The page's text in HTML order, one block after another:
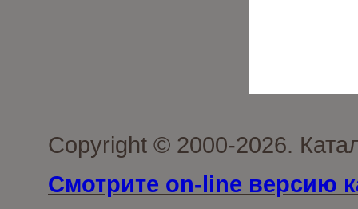
Copyright © 2000-2026.
Смотрите on-line версию